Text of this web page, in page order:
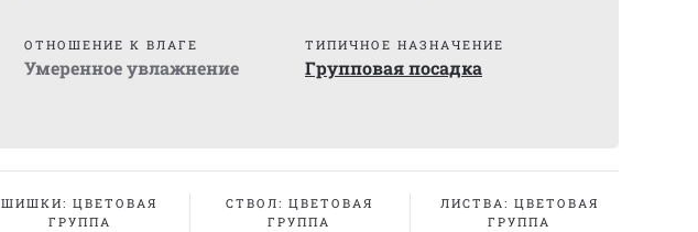
ОТНОШЕНИЕ К ВЛАГЕ
Умеренное увлажнение
ТИПИЧНОЕ НАЗНАЧЕНИЕ
Групповая посадка
ШИШКИ: ЦВЕТОВАЯ
ГРУППА
СТВОЛ: ЦВЕТОВАЯ
ГРУППА
ЛИСТВА: ЦВЕТОВАЯ
ГРУППА